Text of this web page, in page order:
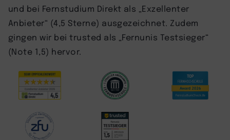
und bei Fernstudium Direkt als „Exzellenter
Anbieter“ (4,5 Sterne) ausgezeichnet. Zudem
gingen wir bei trusted als „Fernunis Testsieger“
(Note 1,5) hervor.